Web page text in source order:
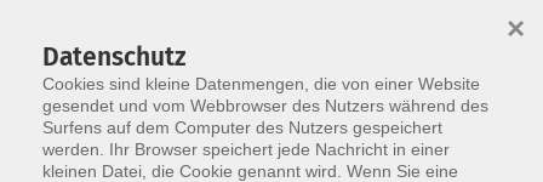
Zum Hauptinhalt springen
Der Kurs konnte nicht gefunden werden.
Datenschutz
Cookies sind kleine Datenmengen, die von einer Website
gesendet und vom Webbrowser des Nutzers während des
Surfens auf dem Computer des Nutzers gespeichert
werden. Ihr Browser speichert jede Nachricht in einer
kleinen Datei, die Cookie genannt wird. Wenn Sie eine
×